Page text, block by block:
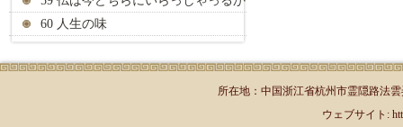
60 人生の味
所在地：中国浙江省杭州市霊隠路法
ウェブサイト: